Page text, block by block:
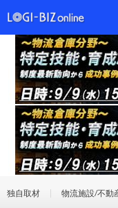
独自取材 物流施設/不動